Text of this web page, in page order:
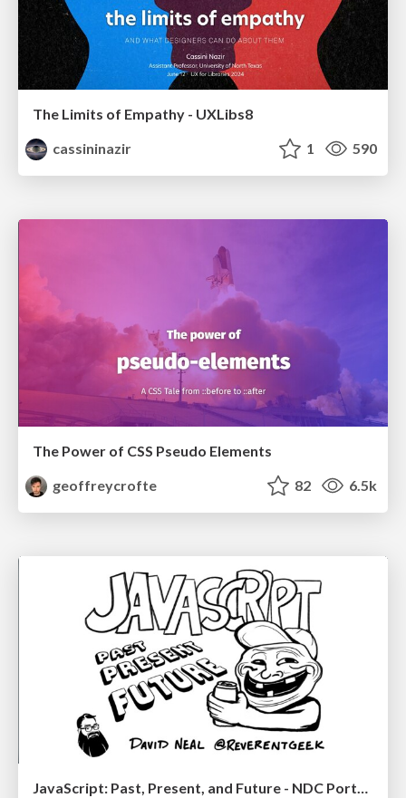
The Limits of Empathy - UXLibs8
cassininazir
1 590
The Power of CSS Pseudo Elements
geoffreycrofte
82 6.5k
JavaScript: Past, Present, and Future - NDC Porto 2020